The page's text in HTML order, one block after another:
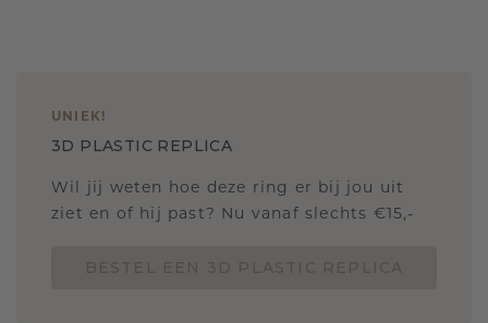
UNIEK!
3D PLASTIC REPLICA
Wil jij weten hoe deze ring er bij jou uit
ziet en of hij past? Nu vanaf slechts €15,-